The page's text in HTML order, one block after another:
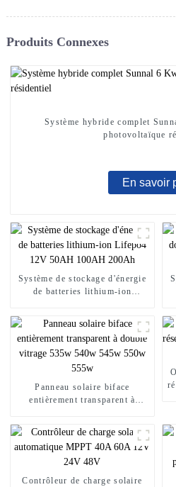
Produits Connexes
Système hybride complet
photovoltaïque
En savoir
Système de stockage d'énergie
de batteries lithium-ion
Panneau solaire biface
entièrement transparent à
Contrôleur de charge solaire